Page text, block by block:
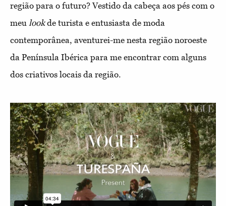
região para o futuro? Vestido da cabeça aos pés com o
meu lookde turista e entusiasta de moda
contemporânea, aventurei-me nesta região noroeste
da Península Ibérica para me encontrar com alguns
dos criativos locais da região.